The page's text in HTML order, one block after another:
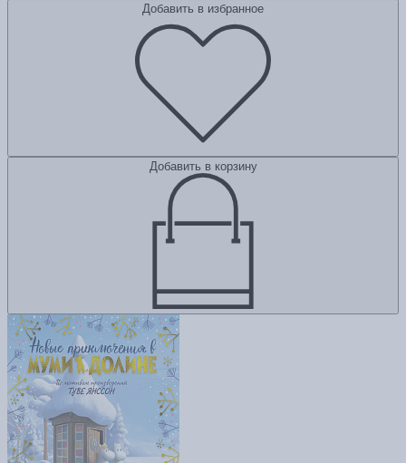
Добавить в избранное
Добавить в корзину